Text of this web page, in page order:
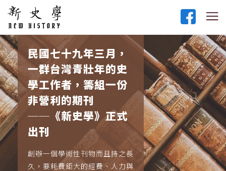
民國七十九年三月，
一群台灣青壯年的史
學工作者，籌組一份
非營利的期刊
──《新史學》正式
出刊
創辦一個學術性刊物而且持之長
久，要耗費鉅大的經費、人力與